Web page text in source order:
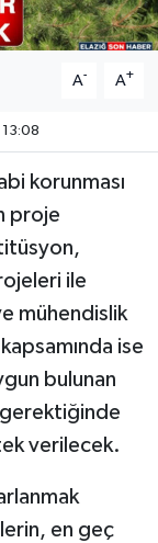
A- A+
korunması
proje
ile
mühendislik
ise
bulunan
verilecek.
en geç